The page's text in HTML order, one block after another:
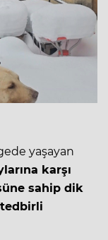
yaşayan
karşı
sahip dik
tedbirli